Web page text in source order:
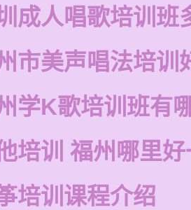
成人唱歌培训班
市美声唱法培训
学K歌培训班有
培训 福州哪里
培训课程介绍